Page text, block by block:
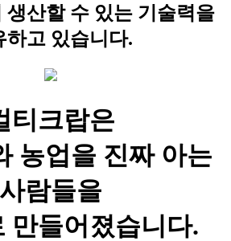
생산할 수 있는 기술력을
하고 있습니다.
티크랍은
농업을 진짜 아는
사람들을
만들어졌습니다.